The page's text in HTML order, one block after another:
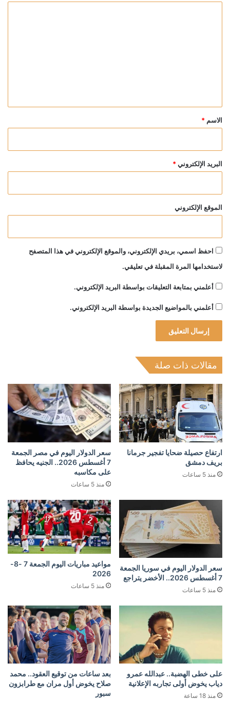
*
الاسم *
البريد الإلكتروني *
الموقع الإلكتروني
احفظ اسمي، بريدي الإلكتروني، والموقع الإلكتروني في هذا المتصفح
لاستخدامها المرة المقبلة في تعليقي.
أعلمني بمتابعة التعليقات بواسطة البريد الإلكتروني.
أعلمني بالمواضيع الجديدة بواسطة البريد الإلكتروني.
مقالات ذات صلة
ارتفاع حصيلة ضحايا تفجير جرمانا
بريف دمشق
منذ 5 ساعات
سعر الدولار اليوم في مصر الجمعة
7 أغسطس 2026.. الجنيه يحافظ
على مكاسبه
منذ 5 ساعات
سعر الدولار اليوم في سوريا الجمعة
7 أغسطس 2026.. الأخضر يتراجع
منذ 5 ساعات
مواعيد مباريات اليوم الجمعة 7 -8-
2026
منذ 5 ساعات
على خطى الهضبة.. عبدالله عمرو
دياب يخوض أولى تجاربه الإعلانية
منذ 18 ساعة
بعد ساعات من توقيع العقود.. محمد
صلاح يخوض أول مران مع طرابزون
سبور